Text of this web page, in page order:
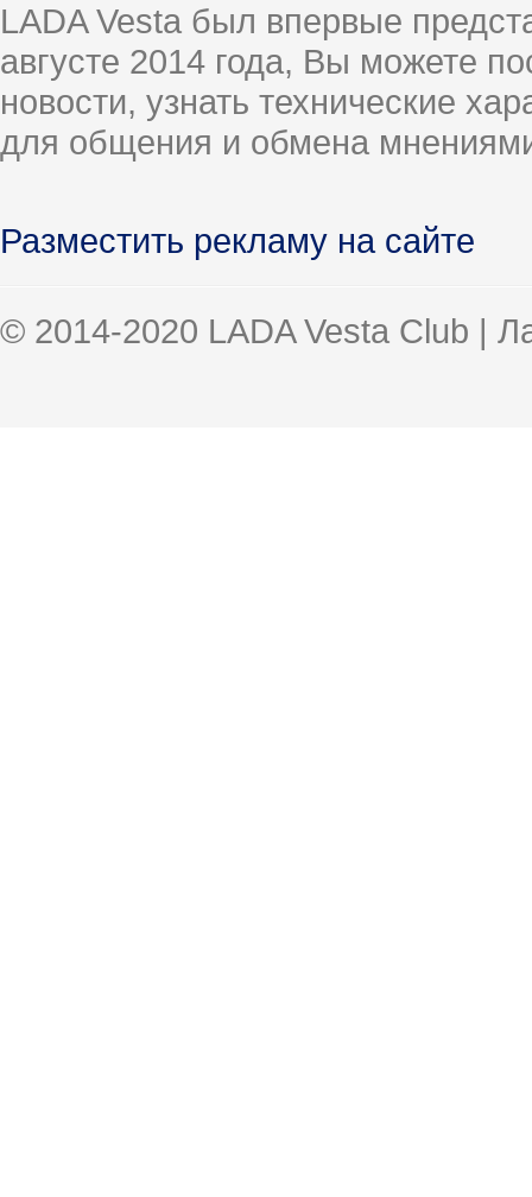
LADA Vesta был впервые
августе 2014 года, Вы можете
новости, узнать технические
для общения и обмена
Разместить рекламу на сайте
© 2014-2020 LADA Vesta Club |